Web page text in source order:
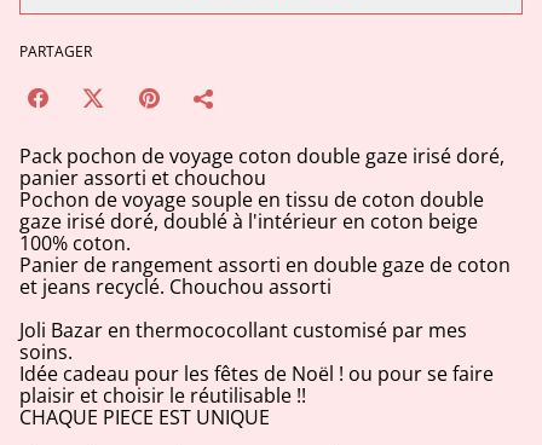
PARTAGER
Pack pochon de voyage coton double gaze irisé doré,
panier assorti et chouchou
Pochon de voyage souple en tissu de coton double
gaze irisé doré, doublé à l'intérieur en coton beige
100% coton.
Panier de rangement assorti en double gaze de coton
et jeans recyclé. Chouchou assorti
Joli Bazar en thermococollant customisé par mes
soins.
Idée cadeau pour les fêtes de Noël ! ou pour se faire
plaisir et choisir le réutilisable !!
CHAQUE PIECE EST UNIQUE